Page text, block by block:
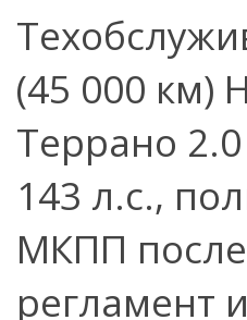
(45 000 км)
Террано
143 л.с.,
МКПП после
регламент